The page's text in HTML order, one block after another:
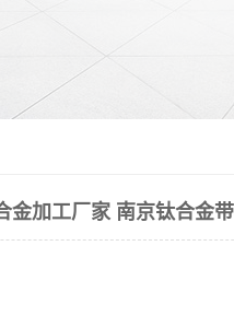
金加工厂家 南京钛合金